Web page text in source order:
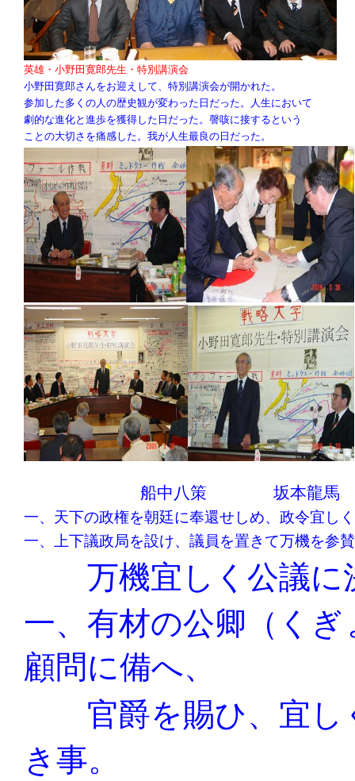
英雄・小野田寛郎先生・特別講演会
小野田寛郎さんをお迎えして、特別講演会が開かれた。
参加した多くの人の歴史観が変わった日だった。人生において
劇的な進化と進歩を獲得した日だった。謦咳に接するという
ことの大切さを痛感した。我が人生最良の日だった。
船中八策 坂本龍馬
一、天下の政権を朝廷に奉還せしめ、政令宜し
一、上下議政局を設け、議員を置きて万機を参
万機宜しく公議に
一、有材の公卿（く
顧問に備へ、
官爵を賜ひ、宜し
き事。